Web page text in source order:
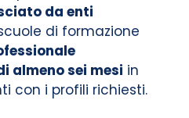
da enti
di formazione
almeno sei mesi in
con i profili richiesti.